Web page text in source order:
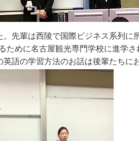
先輩は西陵で国際ビジネス系列に
ために名古屋観光専門学校に進学
語の学習方法のお話は後輩たちに